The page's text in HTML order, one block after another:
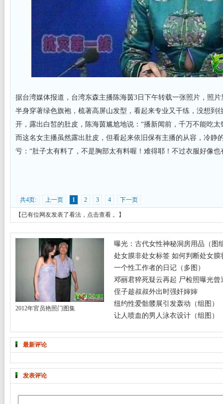
据台湾媒体报道，台湾东森主播陈海茵3日下午转载一张照片，照
半身穿著绿色旗袍，梳著高屏山发型，看起来专业又干练，没想到
开，露出白皙的肚皮，陈海茵尴尬地说：“播新闻前，千万不能吃太
而这名女主播虽然露出肚皮，但看起来依旧保有主播的从容，冷静
亏：“肚子太有料了，不是胸部太有料喔！难得耶！不过衣服好像也
共4页: 上一页 1 2 3 4 下一页
【已有位网友发表了看法， 点击查看 。】
2012年官员艳照门图集
曝光：古代女性神秘洞房用品（图
处女膜非处女标签 如何判断处女膜
一个性工作者的日记（多图）
邓丽君猝死疑云再起 尸检照曝光曾
侄子趁叔叔外出时强奸婶婶
纽约性爱骷髅展引发轰动（组图）
让人喷血的男人泳衣设计（组图）
最新评论
发表评论